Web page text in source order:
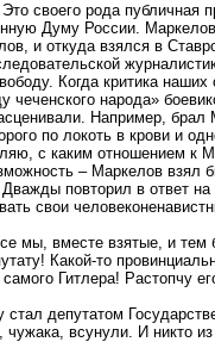
своего рода публичная
Думу России.
и откуда взялся в
Когда критика
народа»
Например,
по локоть в крови и
с каким отношением к
– Маркелов взял
повторил в ответ
свои
мы, вместе взятые, и тем
Какой-то
Гитлера! Растопчу
депутатом
всунули. И никто